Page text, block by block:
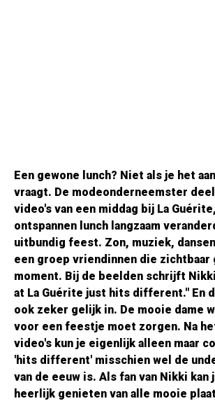
Een gewone lunch? Niet als je het aan
vraagt. De modeonderneemster
video's van een middag bij La
ontspannen lunch langzaam
uitbundig feest. Zon, muziek,
een groep vriendinnen die zichtbaar
moment. Bij de beelden schrijft
at La Guérite just hits different." En
ook zeker gelijk in. De mooie dame
voor een feestje moet zorgen. Na
video's kun je eigenlijk alleen maar
'hits different' misschien wel de
van de eeuw is. Als fan van Nikki kan
heerlijk genieten van alle mooie